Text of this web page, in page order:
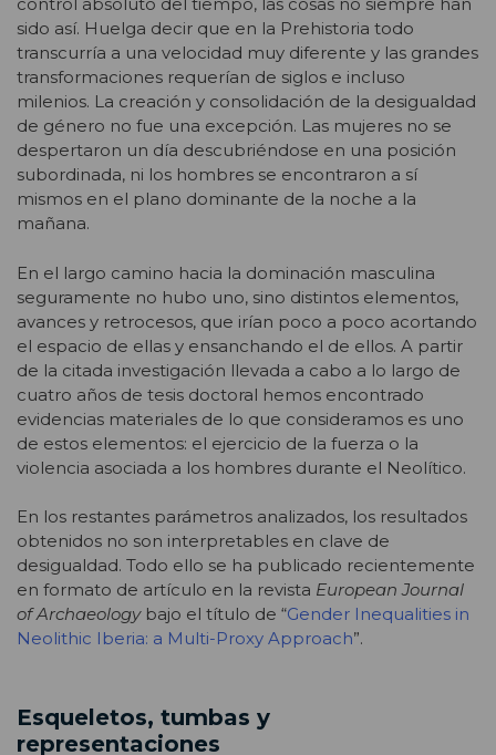
control absoluto del tiempo, las cosas no siempre han
sido así. Huelga decir que en la Prehistoria todo
transcurría a una velocidad muy diferente y las grandes
transformaciones requerían de siglos e incluso
milenios. La creación y consolidación de la desigualdad
de género no fue una excepción. Las mujeres no se
despertaron un día descubriéndose en una posición
subordinada, ni los hombres se encontraron a sí
mismos en el plano dominante de la noche a la
mañana.
En el largo camino hacia la dominación masculina
seguramente no hubo uno, sino distintos elementos,
avances y retrocesos, que irían poco a poco acortando
el espacio de ellas y ensanchando el de ellos. A partir
de la citada investigación llevada a cabo a lo largo de
cuatro años de tesis doctoral hemos encontrado
evidencias materiales de lo que consideramos es uno
de estos elementos: el ejercicio de la fuerza o la
violencia asociada a los hombres durante el Neolítico.
En los restantes parámetros analizados, los resultados
obtenidos no son interpretables en clave de
desigualdad. Todo ello se ha publicado recientemente
en formato de artículo en la revista European Journal
of Archaeologybajo el título de “Gender Inequalities in
Neolithic Iberia: a Multi-Proxy Approach”.
Esqueletos, tumbas y
representaciones